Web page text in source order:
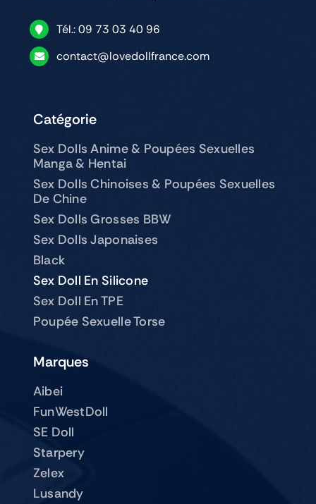
Tél.: 09 73 03 40 96
contact@lovedollfrance.com
Catégorie
Sex Dolls Anime & Poupées Sexuelles
Manga & Hentai
Sex Dolls Chinoises & Poupées Sexuelles
De Chine
Sex Dolls Grosses BBW
Sex Dolls Japonaises
Black
Sex Doll En Silicone
Sex Doll En TPE
Poupée Sexuelle Torse
Marques
Aibei
FunWestDoll
SE Doll
Starpery
Zelex
Lusandy